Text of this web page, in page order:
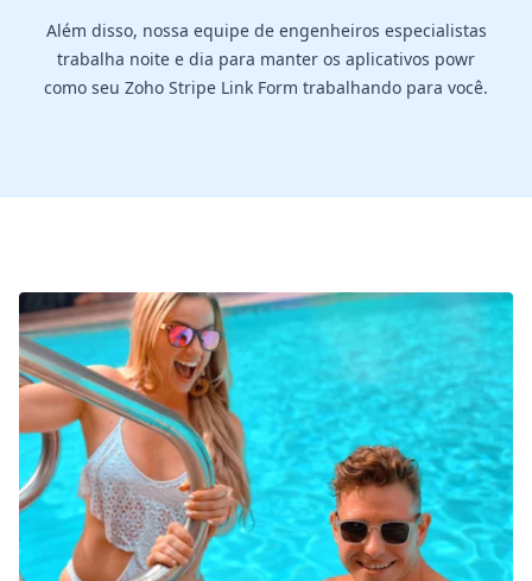
Além disso, nossa equipe de engenheiros especialistas
trabalha noite e dia para manter os aplicativos powr
como seu Zoho Stripe Link Form trabalhando para você.